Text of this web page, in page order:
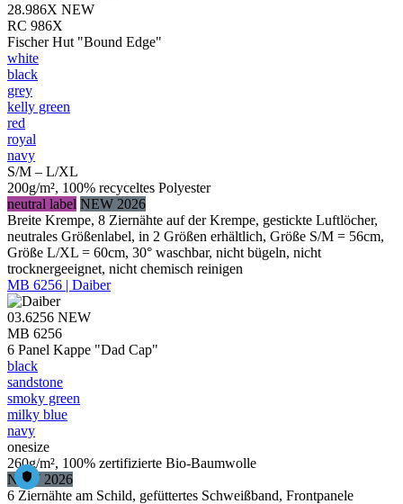
28.986X NEW
RC 986X
Fischer Hut "Bound Edge"
white
black
grey
kelly green
red
royal
navy
S/M – L/XL
200g/m², 100% recyceltes Polyester
neutral label NEW 2026
Breite Krempe, 8 Ziernähte auf der Krempe, gestickte Luftlöcher,
neutrales Größenlabel, in 2 Größen erhältlich, Größe S/M = 56cm,
Größe L/XL = 60cm, 30° waschbar, nicht bügeln, nicht
trocknergeeignet, nicht chemisch reinigen
MB 6256 | Daiber
03.6256 NEW
MB 6256
6 Panel Kappe "Dad Cap"
black
sandstone
smoky green
milky blue
navy
onesize
260g/m², 100% zertifizierte Bio-Baumwolle
NEW 2026
6 Ziernähte am Schild, gefüttertes Schweißband, Frontpanele